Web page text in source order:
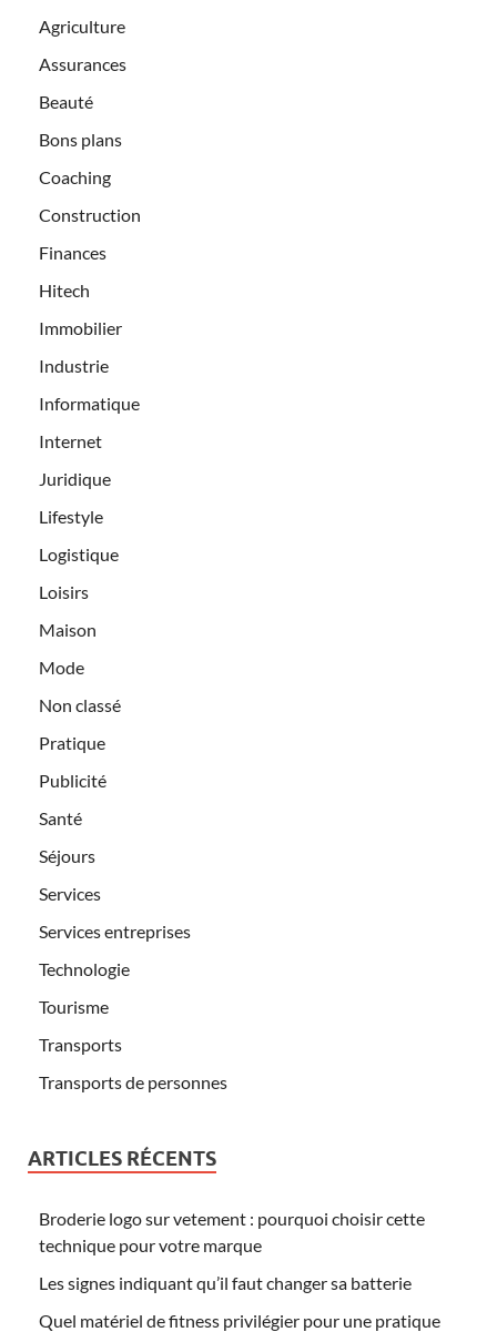
Agriculture
Assurances
Beauté
Bons plans
Coaching
Construction
Finances
Hitech
Immobilier
Industrie
Informatique
Internet
Juridique
Lifestyle
Logistique
Loisirs
Maison
Mode
Non classé
Pratique
Publicité
Santé
Séjours
Services
Services entreprises
Technologie
Tourisme
Transports
Transports de personnes
ARTICLES RÉCENTS
Broderie logo sur vetement : pourquoi choisir cette
technique pour votre marque
Les signes indiquant qu’il faut changer sa batterie
Quel matériel de fitness privilégier pour une pratique